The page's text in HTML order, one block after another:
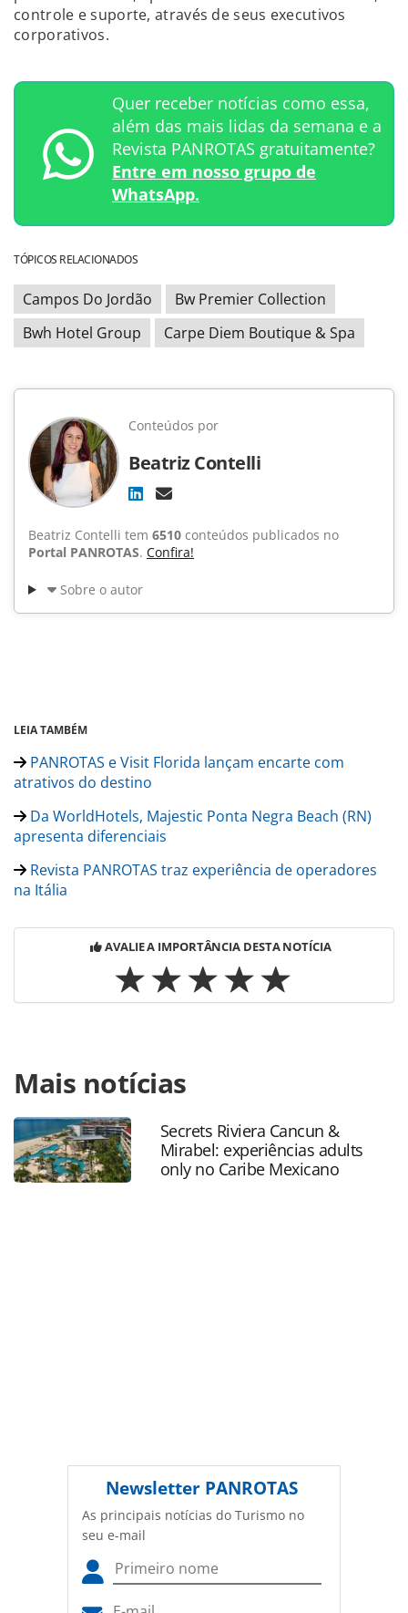
controle e suporte, através de seus executivos
corporativos.
Quer receber notícias como essa,
além das mais lidas da semana e a
Revista PANROTAS gratuitamente?
Entre em nosso grupo de
WhatsApp.
TÓPICOS RELACIONADOS
Campos Do Jordão
Bw Premier Collection
Bwh Hotel Group
Carpe Diem Boutique & Spa
Conteúdos por
Beatriz Contelli
Beatriz Contelli tem 6510 conteúdos publicados no
Portal PANROTAS. Confira!
Sobre o autor
LEIA TAMBÉM
PANROTAS e Visit Florida lançam encarte com
atrativos do destino
Da WorldHotels, Majestic Ponta Negra Beach (RN)
apresenta diferenciais
Revista PANROTAS traz experiência de operadores
na Itália
AVALIE A IMPORTÂNCIA DESTA NOTÍCIA
https://www.panrotas.com.br/hotelaria/mercado/2023/03/
diem-boutique-spa-e-recanto-para-quem-busca-conforto-
e-luxo_195471.html ou as ferramentas oferecidas na
página. Todo o conteúdo produzido pela PANROTAS
Editora é protegido pela legislação brasileira sobre direito
autoral. Não reproduza o conteúdo sem autorização da
Mais notícias
Secrets Riviera Cancun &
Mirabel: experiências adults
only no Caribe Mexicano
Newsletter PANROTAS
As principais notícias do Turismo no
seu e-mail